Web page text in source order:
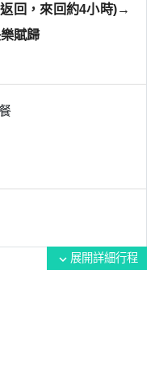
回，來回約4小時)→
賦歸
expand_more 展開詳細行程